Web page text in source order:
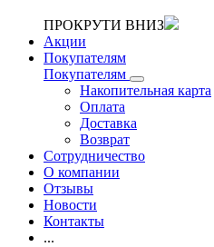
ПРОКРУТИ ВНИЗ
Акции
Покупателям
Покупателям
Накопительная карта
Оплата
Доставка
Возврат
Сотрудничество
О компании
Отзывы
Новости
Контакты
...